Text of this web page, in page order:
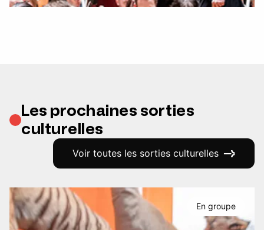
Les prochaines sorties
culturelles
Voir toutes les sorties culturelles
En groupe